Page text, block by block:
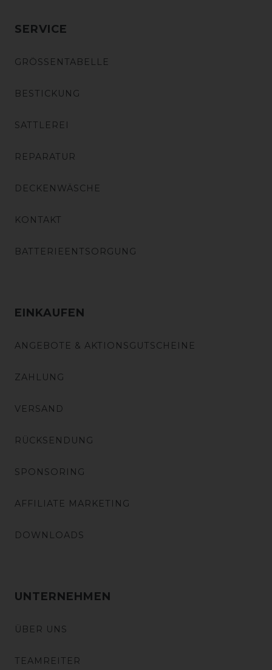
SERVICE
GRÖSSENTABELLE
BESTICKUNG
SATTLEREI
REPARATUR
DECKENWÄSCHE
KONTAKT
BATTERIEENTSORGUNG
EINKAUFEN
ANGEBOTE & AKTIONSGUTSCHEINE
ZAHLUNG
VERSAND
RÜCKSENDUNG
SPONSORING
AFFILIATE MARKETING
DOWNLOADS
UNTERNEHMEN
ÜBER UNS
TEAMREITER